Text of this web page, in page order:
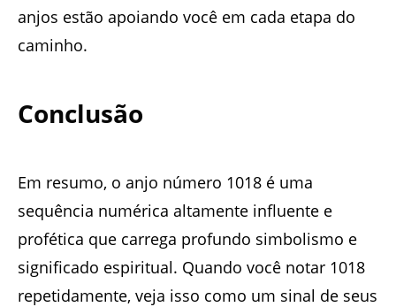
anjos estão apoiando você em cada etapa do
caminho.
Conclusão
Em resumo, o anjo número 1018 é uma
sequência numérica altamente influente e
profética que carrega profundo simbolismo e
significado espiritual. Quando você notar 1018
repetidamente, veja isso como um sinal de seus